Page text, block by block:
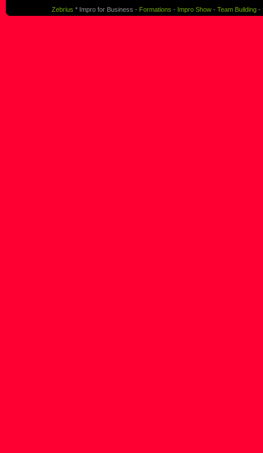
Zebrius * Impro for Business - Formations - Impro Show- Team Building-